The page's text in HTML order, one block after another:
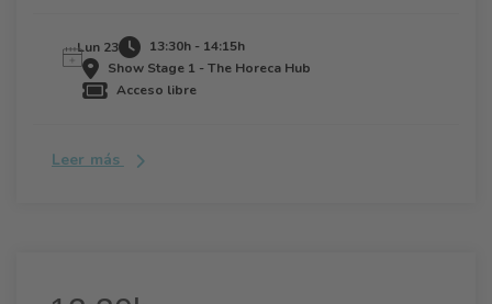
Lun 23
13:30h - 14:15h
Show Stage 1 - The Horeca Hub
Acceso libre
Leer más